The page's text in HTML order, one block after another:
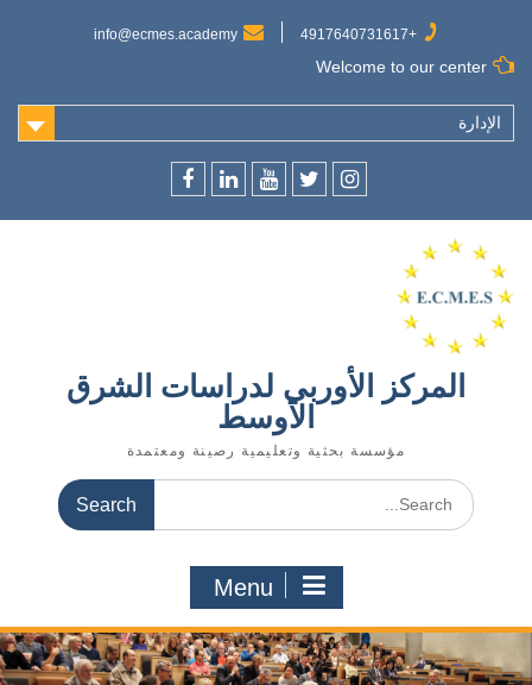
content
+4917640731617
info@ecmes.academy
Welcome to our center
الإدارة
المركز الأوربي لدراسات الشرق
الأوسط
مؤسسة بحثية وتعليمية رصينة ومعتمدة
Search
for:
Menu